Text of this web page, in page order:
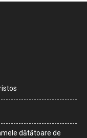
dătătoare de